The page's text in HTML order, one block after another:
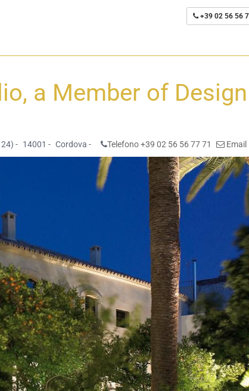
+39 02 56 56
a Member of Design
- 14001 - Cordova - Telefono +39 02 56 56 77 71 Email